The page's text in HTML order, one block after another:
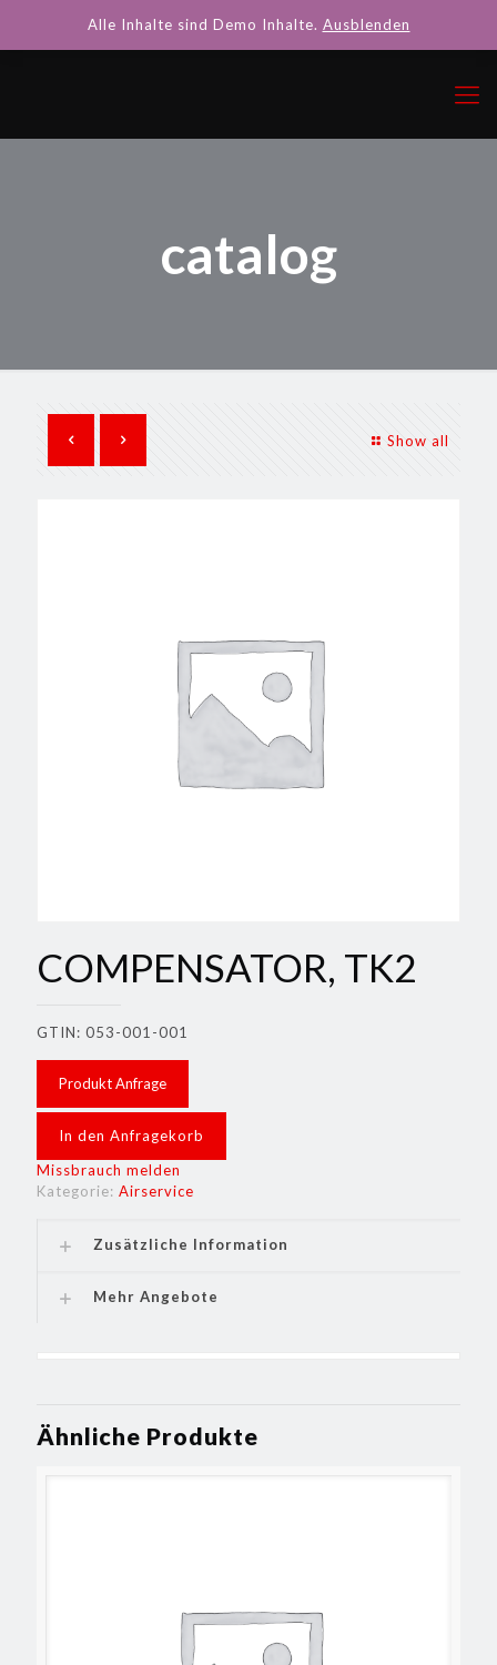
catalog
Show all
COMPENSATOR, TK2
GTIN: 053-001-001
Produkt Anfrage
In den Anfragekorb
Missbrauch melden
Kategorie: Airservice
Zusätzliche Information
Mehr Angebote
Ähnliche Produkte
Alle Inhalte sind Demo Inhalte. Ausblenden